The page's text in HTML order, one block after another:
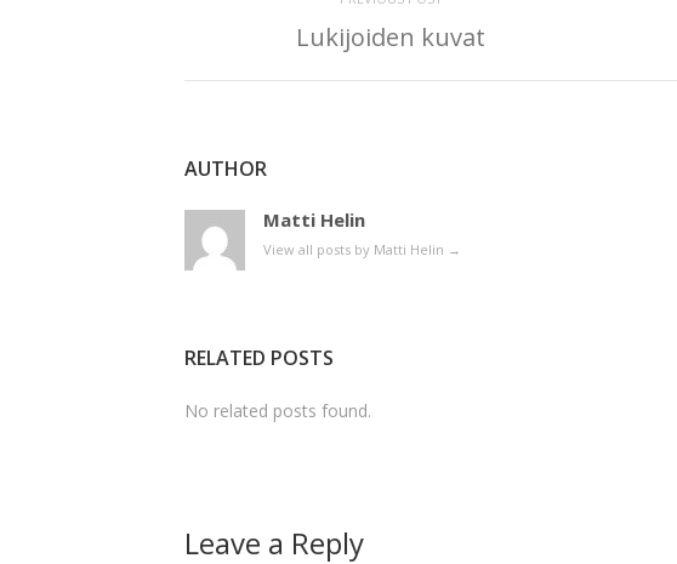
Lukijoiden kuvat
AUTHOR
Matti Helin
View all posts by Matti Helin →
RELATED POSTS
No related posts found.
Leave a Reply